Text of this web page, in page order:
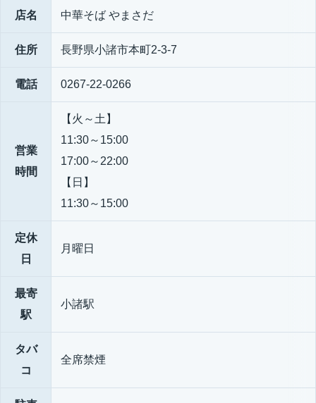
店名 中華そば やまさだ
住所 長野県小諸市本町2-3-7
電話 0267-22-0266
営業
時間
【火～土】
11:30～15:00
17:00～22:00
【日】
11:30～15:00
定休
日
月曜日
最寄
駅
小諸駅
タバ
コ
全席禁煙